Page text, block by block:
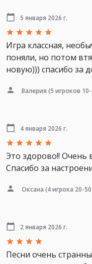
5 января 2026 г.
Игра классная,
поняли, но потом
новую))) спасибо за
Валерия (5 игроков
4 января 2026 г.
Это здорово!! Очень
Спасибо за
Оксана (4 игрока 20-
2 января 2026 г.
Песни очень